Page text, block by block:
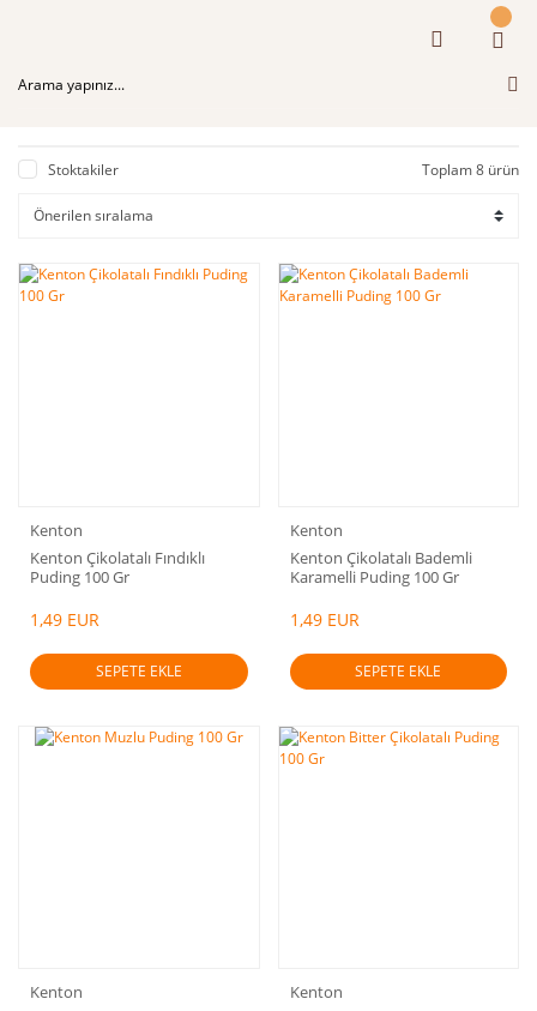
Stoktakiler Toplam 8 ürün
Kenton
Kenton Çikolatalı Fındıklı
Puding 100 Gr
1,49 EUR
SEPETE EKLE
Kenton
Kenton Çikolatalı Bademli
Karamelli Puding 100 Gr
1,49 EUR
SEPETE EKLE
Kenton
Kenton